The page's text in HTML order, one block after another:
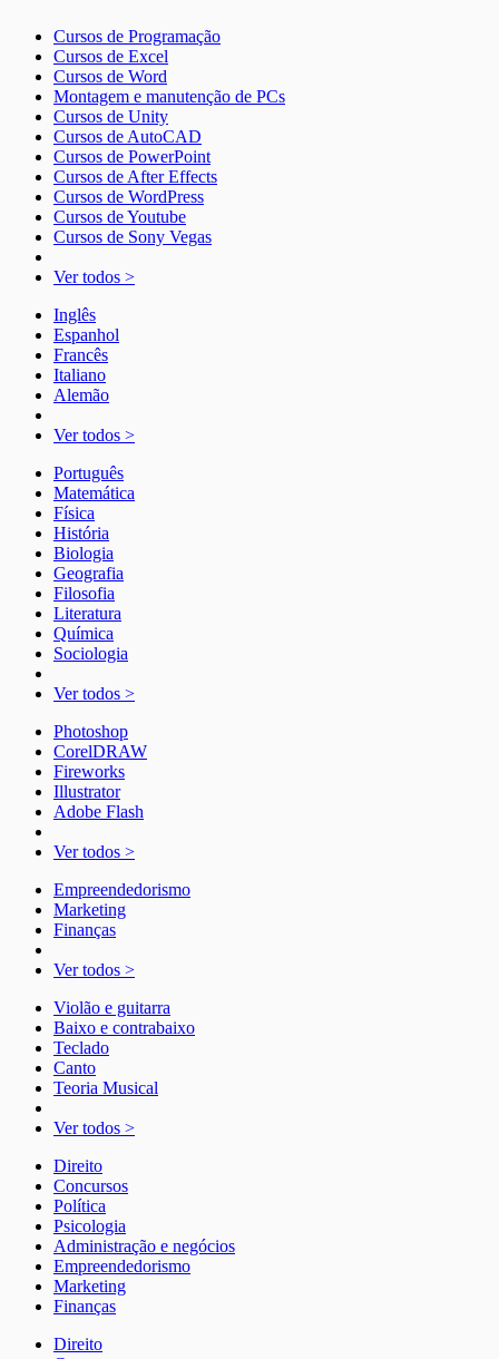
Cursos de Programação
Cursos de Excel
Cursos de Word
Montagem e manutenção de PCs
Cursos de Unity
Cursos de AutoCAD
Cursos de PowerPoint
Cursos de After Effects
Cursos de WordPress
Cursos de Youtube
Cursos de Sony Vegas
Ver todos >
Inglês
Espanhol
Francês
Italiano
Alemão
Ver todos >
Português
Matemática
Física
História
Biologia
Geografia
Filosofia
Literatura
Química
Sociologia
Ver todos >
Photoshop
CorelDRAW
Fireworks
Illustrator
Adobe Flash
Ver todos >
Empreendedorismo
Marketing
Finanças
Ver todos >
Violão e guitarra
Baixo e contrabaixo
Teclado
Canto
Teoria Musical
Ver todos >
Direito
Concursos
Política
Psicologia
Administração e negócios
Empreendedorismo
Marketing
Finanças
Direito